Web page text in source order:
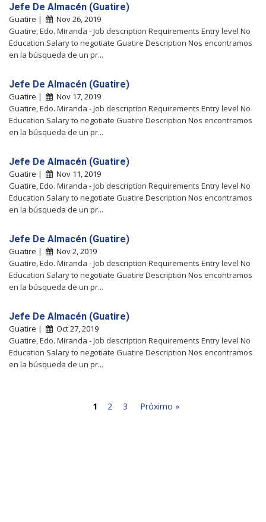
Jefe De Almacén (Guatire)
Guatire |
Nov 26, 2019
Guatire, Edo. Miranda - Job description Requirements Entry level No
Education Salary to negotiate Guatire Description Nos encontramos
en la búsqueda de un pr...
Jefe De Almacén (Guatire)
Guatire |
Nov 17, 2019
Guatire, Edo. Miranda - Job description Requirements Entry level No
Education Salary to negotiate Guatire Description Nos encontramos
en la búsqueda de un pr...
Jefe De Almacén (Guatire)
Guatire |
Nov 11, 2019
Guatire, Edo. Miranda - Job description Requirements Entry level No
Education Salary to negotiate Guatire Description Nos encontramos
en la búsqueda de un pr...
Jefe De Almacén (Guatire)
Guatire |
Nov 2, 2019
Guatire, Edo. Miranda - Job description Requirements Entry level No
Education Salary to negotiate Guatire Description Nos encontramos
en la búsqueda de un pr...
Jefe De Almacén (Guatire)
Guatire |
Oct 27, 2019
Guatire, Edo. Miranda - Job description Requirements Entry level No
Education Salary to negotiate Guatire Description Nos encontramos
en la búsqueda de un pr...
1 2 3 Próximo »